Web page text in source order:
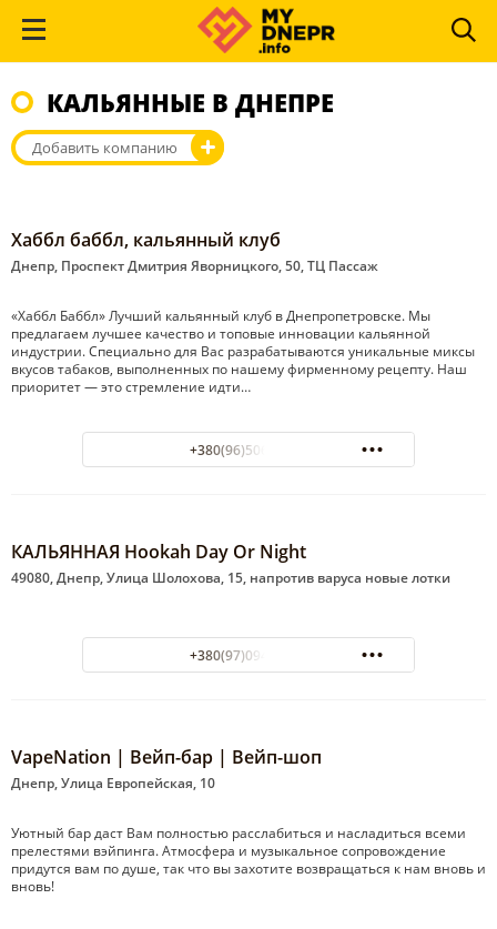
КАЛЬЯННЫЕ В ДНЕПРЕ
Добавить компанию
Хаббл баббл, кальянный клуб
Днепр, Проспект Дмитрия Яворницкого, 50, ТЦ Пассаж
«Хаббл Баббл» Лучший кальянный клуб в Днепропетровске. Мы
предлагаем лучшее качество и топовые инновации кальянной
индустрии. Специально для Вас разрабатываются уникальные миксы
вкусов табаков, выполненных по нашему фирменному рецепту. Наш
приоритет — это стремление идти…
+380(96)506-20-95
КАЛЬЯННАЯ Hookah Day Or Night
49080, Днепр, Улица Шолохова, 15, напротив варуса новые лотки
+380(97)094-17-61
VapeNation | Вейп-бар | Вейп-шоп
Днепр, Улица Европейская, 10
Уютный бар даст Вам полностью расслабиться и насладиться всеми
прелестями вэйпинга. Атмосфера и музыкальное сопровождение
придутся вам по душе, так что вы захотите возвращаться к нам вновь и
вновь!